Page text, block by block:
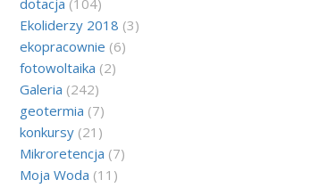
dotacja (104)
Ekoliderzy 2018 (3)
ekopracownie (6)
fotowoltaika (2)
Galeria (242)
geotermia (7)
konkursy(21)
Mikroretencja (7)
Moja Woda (11)